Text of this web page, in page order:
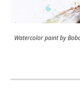
Watercolor paint by